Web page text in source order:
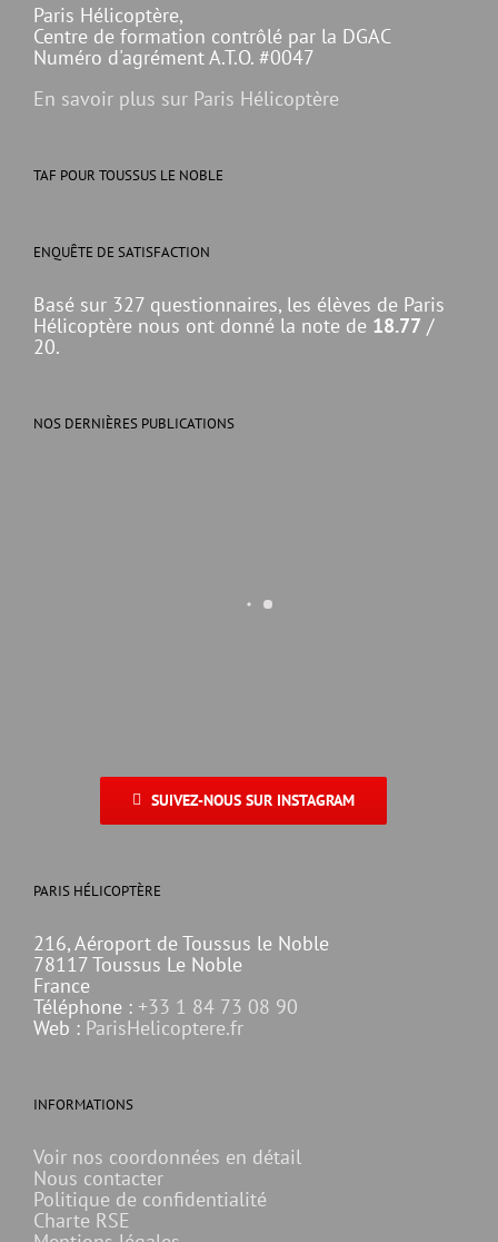
Paris Hélicoptère,
Centre de formation contrôlé par la DGAC
Numéro d'agrément A.T.O. #0047
En savoir plus sur Paris Hélicoptère
TAF POUR TOUSSUS LE NOBLE
ENQUÊTE DE SATISFACTION
Basé sur 327 questionnaires, les élèves de Paris
Hélicoptère nous ont donné la note de 18.77 /
20.
NOS DERNIÈRES PUBLICATIONS
SUIVEZ-NOUS SUR INSTAGRAM
PARIS HÉLICOPTÈRE
216, Aéroport de Toussus le Noble
78117 Toussus Le Noble
France
Téléphone : +33 1 84 73 08 90
Web : ParisHelicoptere.fr
INFORMATIONS
Voir nos coordonnées en détail
Nous contacter
Politique de confidentialité
Charte RSE